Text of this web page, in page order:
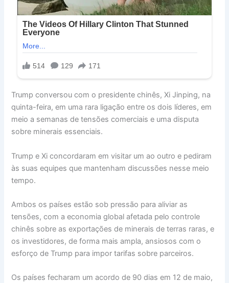
Trump conversou com o presidente chinês, Xi Jinping, na
quinta-feira, em uma rara ligação entre os dois líderes, em
meio a semanas de tensões comerciais e uma disputa
sobre minerais essenciais.
Trump e Xi concordaram em visitar um ao outro e pediram
às suas equipes que mantenham discussões nesse meio
tempo.
Ambos os países estão sob pressão para aliviar as
tensões, com a economia global afetada pelo controle
chinês sobre as exportações de minerais de terras raras, e
os investidores, de forma mais ampla, ansiosos com o
esforço de Trump para impor tarifas sobre parceiros.
Os países fecharam um acordo de 90 dias em 12 de maio,